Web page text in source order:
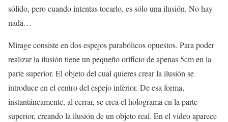
sólido, pero cuando intentas tocarlo, es sólo una ilusión. No hay
nada…
Mirage consiste en dos espejos parabólicos opuestos. Para poder
realizar la ilusión tiene un pequeño orificio de apenas 5cm en la
parte superior. El objeto del cual quieres crear la ilusión se
introduce en el centro del espejo inferior. De esa forma,
instantáneamente, al cerrar, se crea el holograma en la parte
superior, creando la ilusión de un objeto real. En el video aparece